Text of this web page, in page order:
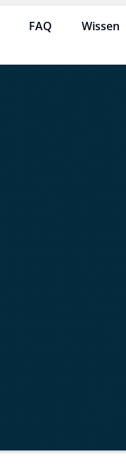
FAQ Wissen